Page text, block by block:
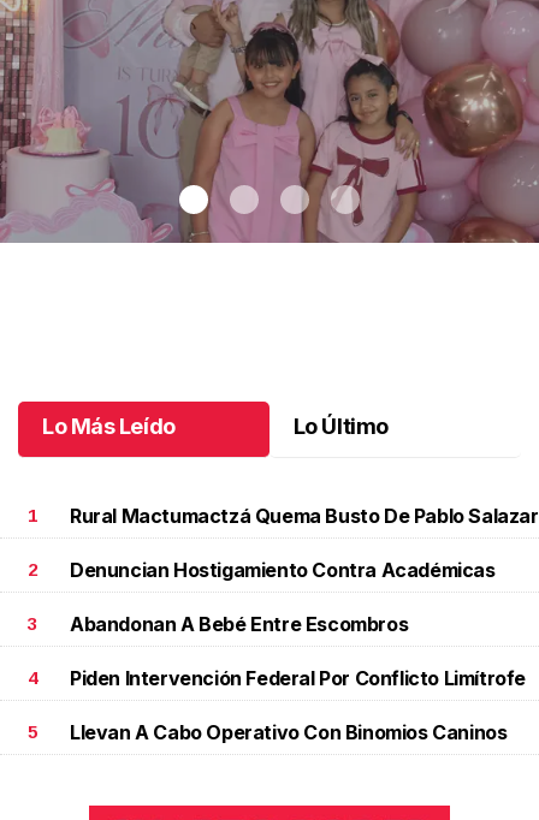
Lo Más Leído Lo Último
1 Rural Mactumactzá Quema Busto De Pablo Salazar
2 Denuncian Hostigamiento Contra Académicas
3 Abandonan A Bebé Entre Escombros
4 Piden Intervención Federal Por Conflicto Limítrofe
5 Llevan A Cabo Operativo Con Binomios Caninos